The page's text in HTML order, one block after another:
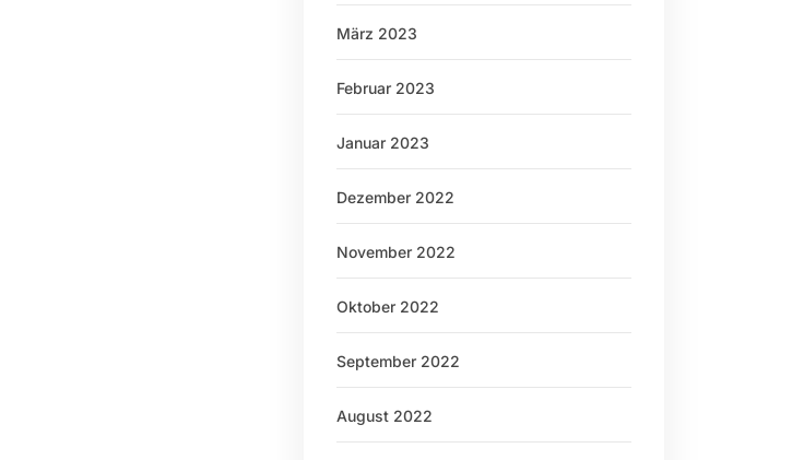
März 2023
Februar 2023
Januar 2023
Dezember 2022
November 2022
Oktober 2022
September 2022
August 2022